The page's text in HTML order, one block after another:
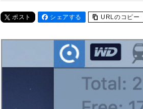
ポスト シェアする URLのコピー